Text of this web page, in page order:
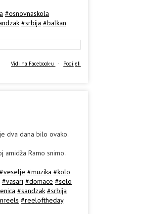
#osnovnaskola
#srbija #balkan
Vidi na Facebook-u · Podijeli
dva dana bilo ovako.
amidža Ramo snimo.
#veselje #muzika #kolo
#vasari #domace #selo
#sandzak #srbija
#reeloftheday